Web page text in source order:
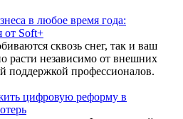
в любое время года:
от Soft+
сквозь снег, так и ваш
расти независимо от внешних
поддержкой профессионалов.
цифровую реформу в